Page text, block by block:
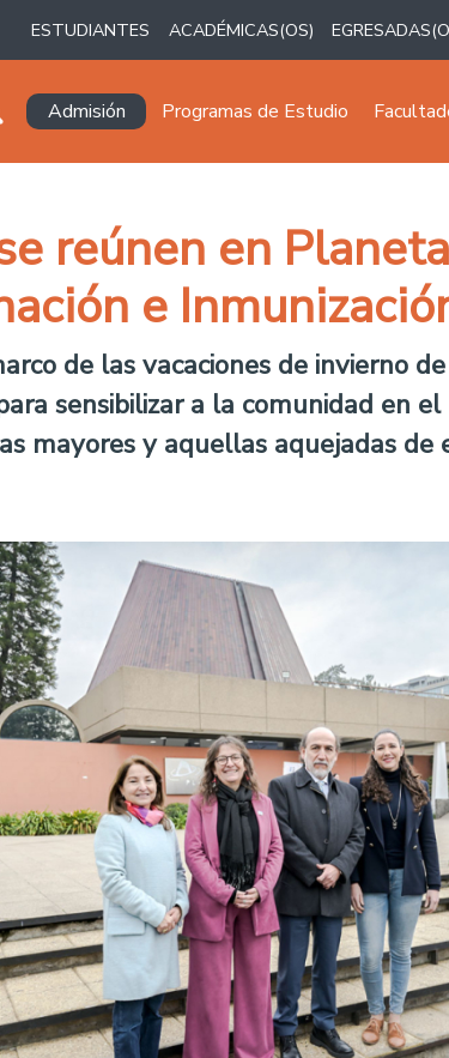
ESTUDIANTES ACADÉMICAS(OS)
Navegación principal
Admisión Programas de Estudio
reúnen en
e
de las vacaciones de invierno
sensibilizar a la comunidad en
mayores y aquellas aquejadas